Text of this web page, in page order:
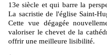
13e siècle et qui barre la
La sacristie de l'église Saint-
Cette vue dégagée
valoriser le chevet de la
offrir une meilleure lisibilité.